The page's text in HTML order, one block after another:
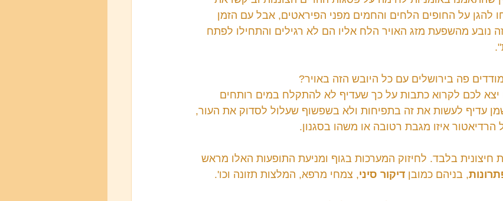
להגן על החופים הלחים והחמים מפני הפיראטים, אבל עם הזמן
נובע מהשפעת מזג האויר הלח אליו הם לא רגילים והתחילו לפתח
פה בירושלים עם כל היובש הזה באויר?
לכם לקרוא כתבות על כך שעדיף לא להתקלח במים רותחים
עדיף לעשות את זה בתפיחות ולא בשפשוף שעלול לסדוק את העור,
הרדיאטור איזו מגבת רטובה או משהו בסגנון.
חיצונית בלבד. לחיזוק המערכות בגוף ומניעת התופעות האלו מראש
, בניהם כמובן דיקור סיני, צמחי מרפא, המלצות תזונה וכו'.